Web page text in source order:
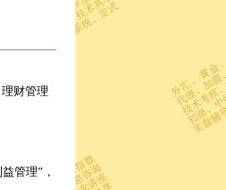
财管理
管理”，